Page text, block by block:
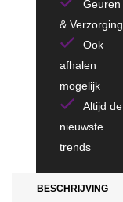
Geuren
& Verzorging
Ook
afhalen
mogelijk
Altijd de
nieuwste
trends
BESCHRIJVING